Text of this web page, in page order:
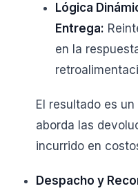
Lógica
Entrega:
en la
El resultado es
aborda las
incurrido en
Despacho y